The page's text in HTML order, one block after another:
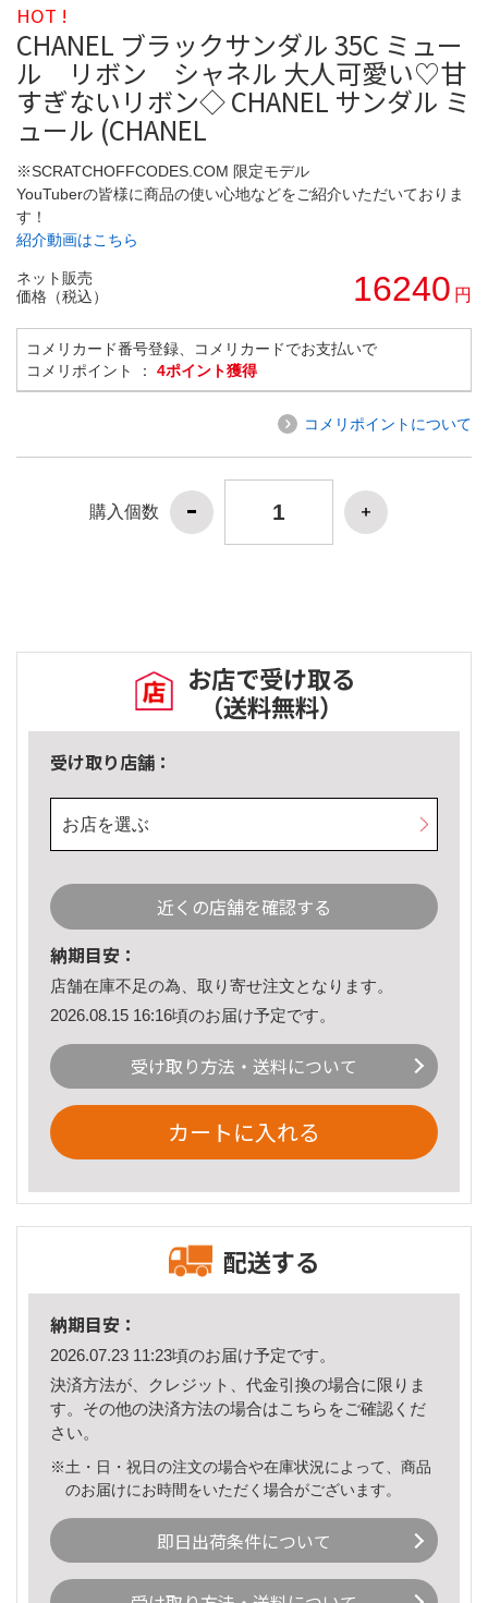
HOT !
CHANEL ブラックサンダル 35C ミュー
ル リボン シャネル 大人可愛い♡甘
すぎないリボン◇ CHANEL サンダル ミ
ュール (CHANEL
※SCRATCHOFFCODES.COM 限定モデル
YouTuberの皆様に商品の使い心地などをご紹介いただいておりま
す！
紹介動画はこちら
ネット販売
価格（税込）
16240 円
コメリカード番号登録、コメリカードでお支払いで
コメリポイント ： 4ポイント獲得
コメリポイントについて
購入個数
お店で受け取る
（送料無料）
受け取り店舗：
お店を選ぶ
近くの店舗を確認する
納期目安：
店舗在庫不足の為、取り寄せ注文となります。
2026.08.15 16:16頃のお届け予定です。
受け取り方法・送料について
カートに入れる
配送する
納期目安：
2026.07.23 11:23頃のお届け予定です。
決済方法が、クレジット、代金引換の場合に限りま
す。その他の決済方法の場合はこちら をご確認くだ
さい。
※土・日・祝日の注文の場合や在庫状況によって、商品
のお届けにお時間をいただく場合がございます。
即日出荷条件について